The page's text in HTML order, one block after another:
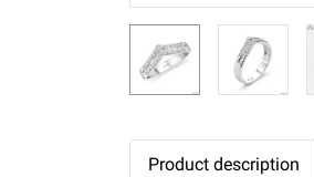
Product description